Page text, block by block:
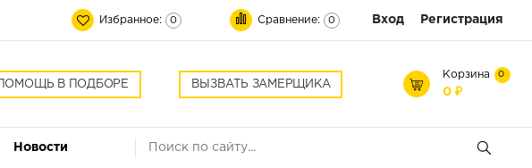
Избранное: 0 Сравнение: 0 Вход Регистрация
ПОМОЩЬ В ПОДБОРЕ ВЫЗВАТЬ ЗАМЕРЩИКА
Корзина 0
0 ₽
Новости